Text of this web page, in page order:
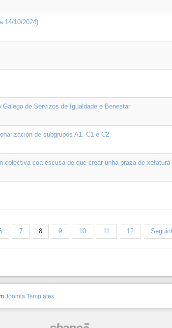
14/10/2024)
de Servizos de Igualdade e Benestar
de subgrupos A1, C1 e C2
colectiva coa escusa de que crear unha praza de
7 8 9 10 11 12
Joomla Templates